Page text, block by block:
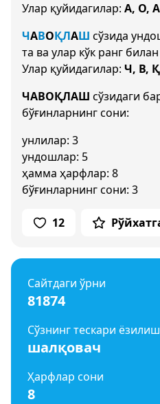
Улар қуйидагилар: А, О, А
ЧАВОҚЛАШ сўзида
та ва улар кўк ранг
Улар қуйидагилар: Ч, В,
ЧАВОҚЛАШ сўзидаги
бўғинларнинг сони:
унлилар: 3
ундошлар: 5
ҳамма ҳарфлар: 8
бўғинларнинг сони: 3
12
Сайтдаги ўрни
81874
Сўзнинг тескари
шалқовач
Ҳарфлар сони
8